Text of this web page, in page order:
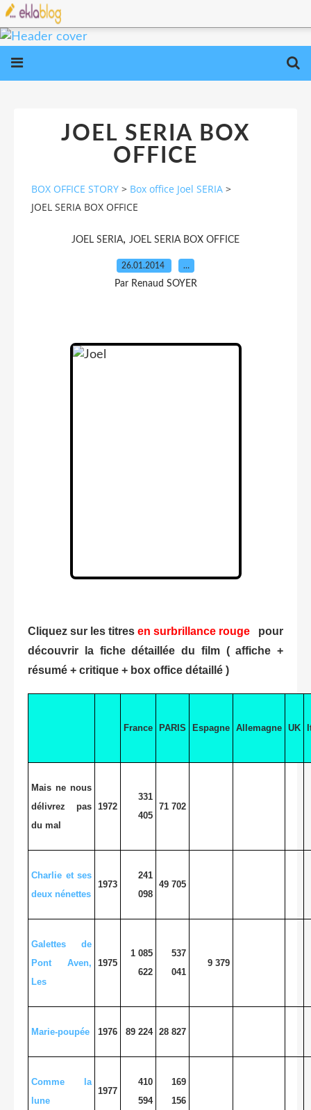
JOEL SERIA BOX
OFFICE
BOX OFFICE STORY > Box office Joel SERIA >
JOEL SERIA BOX OFFICE
JOEL SERIA, JOEL SERIA BOX OFFICE
26.01.2014 …
Par Renaud SOYER
Cliquez sur les titres en surbrillance rouge
pour
découvrir la fiche détaillée du film ( affiche +
résumé + critique + box office détaillé )
France PARIS Espagne Allemagne UK
Mais ne nous
délivrez pas
du mal
1972
331
405
71 702
Charlie et ses
deux nénettes
1973
241
098
49 705
Galettes de
Pont Aven,
Les
1975
1 085
622
537
041
9 379
Marie-poupée 1976 89 224 28 827
Comme la
lune
1977
410
594
169
156